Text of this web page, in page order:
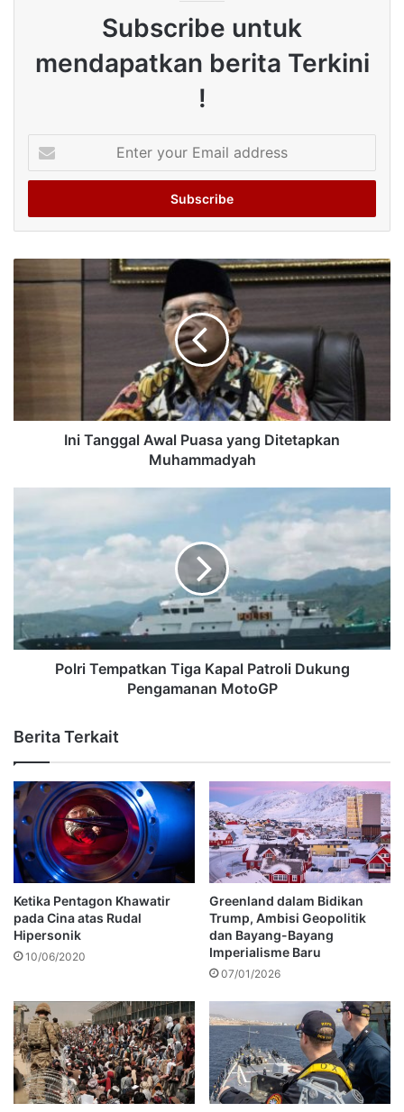
Subscribe untuk
mendapatkan berita Terkini
!
your
Email
Ini Tanggal Awal Puasa yang Ditetapkan
Muhammadyah
Polri Tempatkan Tiga Kapal Patroli Dukung
Pengamanan MotoGP
Berita Terkait
Ketika Pentagon Khawatir
pada Cina atas Rudal
Hipersonik
10/06/2020
Greenland dalam Bidikan
Trump, Ambisi Geopolitik
dan Bayang-Bayang
Imperialisme Baru
07/01/2026